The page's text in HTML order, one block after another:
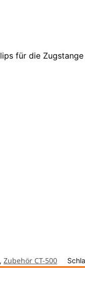
für die
, Zubehör CT-500